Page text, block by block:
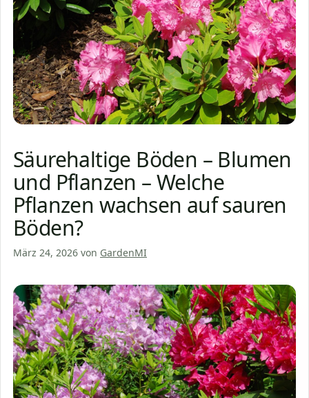
Säurehaltige Böden – Blumen
und Pflanzen – Welche
Pflanzen wachsen auf sauren
Böden?
März 24, 2026 von GardenMI